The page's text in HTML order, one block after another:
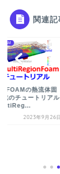
関連
の熱流体固
成のチュートリアル
2023年9月26日